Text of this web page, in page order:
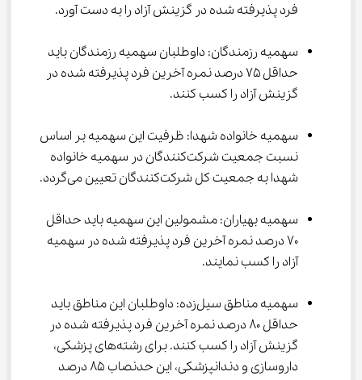
فرد پذیرفته شده در گزینش آزاد را به دست آورد.
سهمیه رزمندگان: داوطلبان سهمیه رزمندگان باید
حداقل ۷۵ درصد نمره آخرین فرد پذیرفته شده در
گزینش آزاد را کسب کنند.
سهمیه خانواده شهدا: ظرفیت این سهمیه بر اساس
نسبت جمعیت شرکت‌کنندگان در سهمیه خانواده
شهدا به جمعیت کل شرکت‌کنندگان تعیین می‌گردد.
سهمیه بهیاران: مشمولین این سهمیه باید حداقل
۷۰ درصد نمره آخرین فرد پذیرفته شده در سهمیه
آزاد را کسب نمایند.
سهمیه مناطق سیل‌زده: داوطلبان این مناطق باید
حداقل ۸۰ درصد نمره آخرین فرد پذیرفته شده در
گزینش آزاد را کسب کنند. برای رشته‌های پزشکی،
داروسازی و دندانپزشکی، این حدنصاب ۸۵ درصد